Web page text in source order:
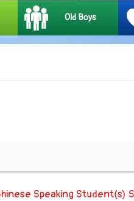
Old Boys
Speaking Student(s)